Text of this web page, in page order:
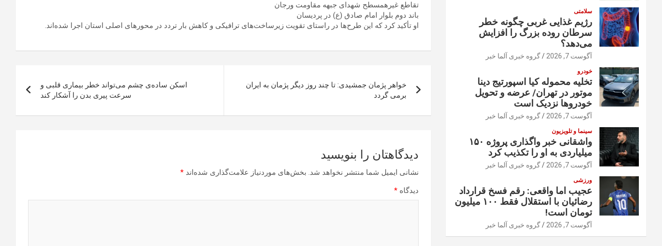
تقاطع غیرهمسطح شهدای جبهه مقاومت ورجان
باند دوم بلوار امام صادق (ع) در پردیسان
او تأکید کرد که این طرح‌ها در راستای تقویت زیرساخت‌های ترافیکی و کاهش بار تردد در محورهای اصلی استان اجرا شده‌اند.
نوشته
خواهر پژمان جمشیدی: تا چند روز دیگر پژمان به ایران
برمی گردد
اسکن ساده‌ی چشم می‌تواند خطر بیماری قلبی و
سرعت پیری بدن را آشکار کند
دیدگاهتان را بنویسید
نشانی ایمیل شما منتشر نخواهد شد. بخش‌های موردنیاز علامت‌گذاری شده‌اند *
دیدگاه *
سلامتی
رژیم غذایی غربی چگونه خطر
سرطان روده بزرگ را افزایش
می‌دهد؟
آگوست 7, 2026 گروه خبری آلما خبر
خودرو
تخلیه محموله کیا اسپورتیج دینا
موتور در تهران/ عرضه و تحویل
خودروها نزدیک است
آگوست 7, 2026 گروه خبری آلما خبر
سینما و تلویزیون
واشقانی خبر واگذاری پروژه ۱۵۰
میلیاردی به او را تکذیب کرد
آگوست 7, 2026 گروه خبری آلما خبر
ورزشی
عجیب اما واقعی: رقم فسخ قرارداد
رضائیان با استقلال فقط ۱۰۰ میلیون
تومان است!
آگوست 7, 2026 گروه خبری آلما خبر